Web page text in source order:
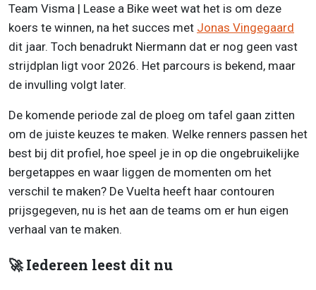
Team Visma | Lease a Bike weet wat het is om deze
koers te winnen, na het succes met Jonas Vingegaard
dit jaar. Toch benadrukt Niermann dat er nog geen vast
strijdplan ligt voor 2026. Het parcours is bekend, maar
de invulling volgt later.
De komende periode zal de ploeg om tafel gaan zitten
om de juiste keuzes te maken. Welke renners passen het
best bij dit profiel, hoe speel je in op die ongebruikelijke
bergetappes en waar liggen de momenten om het
verschil te maken? De Vuelta heeft haar contouren
prijsgegeven, nu is het aan de teams om er hun eigen
verhaal van te maken.
🚀 Iedereen leest dit nu